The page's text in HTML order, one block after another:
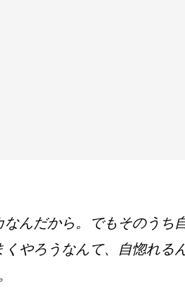
んだから。でもそのうち
やろうなんて、自惚れる